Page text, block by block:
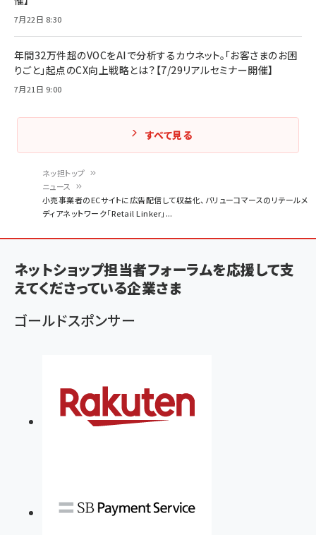
く
ず
ネッ担トップ
ニュース
小売事業者のECサイトに広告配信して収益化、バリューコマースのリテールメ
ディアネットワーク「Retail Linker」...
7月22日 8:30
年間32万件超のVOCをAIで分析するカウネット。「お客さまのお困
りごと」起点のCX向上戦略とは？【7/29リアルセミナー開催】
7月21日 9:00
すべて見る
ネットショップ担当者フォーラムを応援して支
えてくださっている企業さま
ゴールドスポンサー